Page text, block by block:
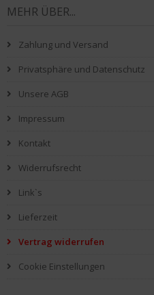
MEHR ÜBER...
Zahlung und Versand
Privatsphäre und Datenschutz
Unsere AGB
Impressum
Kontakt
Widerrufsrecht
Link`s
Lieferzeit
Vertrag widerrufen
Cookie Einstellungen